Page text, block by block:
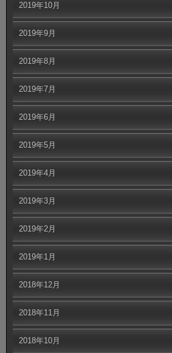
2019年10月
2019年9月
2019年8月
2019年7月
2019年6月
2019年5月
2019年4月
2019年3月
2019年2月
2019年1月
2018年12月
2018年11月
2018年10月